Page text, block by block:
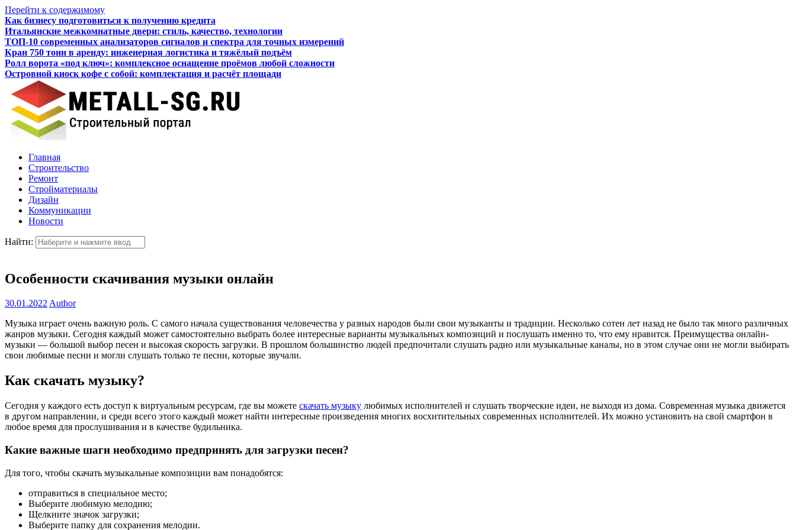
Перейти к содержимому
Как бизнесу подготовиться к получению кредита
Итальянские межкомнатные двери: стиль, качество, технологии
ТОП-10 современных анализаторов сигналов и спектра для точных измерений
Кран 750 тонн в аренду: инженерная логистика и тяжёлый подъём
Ролл ворота «под ключ»: комплексное оснащение проёмов любой сложности
Островной киоск кофе с собой: комплектация и расчёт площади
Главная
Строительство
Ремонт
Стройматериалы
Дизайн
Коммуникации
Новости
Найти:
Особенности скачивания музыки онлайн
30.01.2022Author
Музыка играет очень важную роль. С самого начала существования человечества у разных народов были свои музыканты и традиции. Несколько сотен лет назад не было так много различных
жанров музыки. Сегодня каждый может самостоятельно выбрать более интересные варианты музыкальных композиций и послушать именно то, что ему нравится. Преимущества онлайн-
музыки — большой выбор песен и высокая скорость загрузки. В прошлом большинство людей предпочитали слушать радио или музыкальные каналы, но в этом случае они не могли выбирать
свои любимые песни и могли слушать только те песни, которые звучали.
Как скачать музыку?
Сегодня у каждого есть доступ к виртуальным ресурсам, где вы можете скачать музыку любимых исполнителей и слушать творческие идеи, не выходя из дома. Современная музыка движется
в другом направлении, и среди всего этого каждый может найти интересные произведения многих восхитительных современных исполнителей. Их можно установить на свой смартфон в
любое время для прослушивания и в качестве будильника.
Какие важные шаги необходимо предпринять для загрузки песен?
Для того, чтобы скачать музыкальные композиции вам понадобятся:
отправиться в специальное место;
Выберите любимую мелодию;
Щелкните значок загрузки;
Выберите папку для сохранения мелодии.